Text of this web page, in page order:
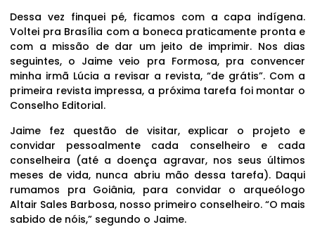
Dessa vez finquei pé, ficamos com a capa indígena.
Voltei pra Brasília com a boneca praticamente pronta e
com a missão de dar um jeito de imprimir. Nos dias
seguintes, o Jaime veio pra Formosa, pra convencer
minha irmã Lúcia a revisar a revista, “de grátis”. Com a
primeira revista impressa, a próxima tarefa foi montar o
Conselho Editorial.
Jaime fez questão de visitar, explicar o projeto e
convidar pessoalmente cada conselheiro e cada
conselheira (até a doença agravar, nos seus últimos
meses de vida, nunca abriu mão dessa tarefa). Daqui
rumamos pra Goiânia, para convidar o arqueólogo
Altair Sales Barbosa, nosso primeiro conselheiro. “O mais
sabido de nóis,” segundo o Jaime.